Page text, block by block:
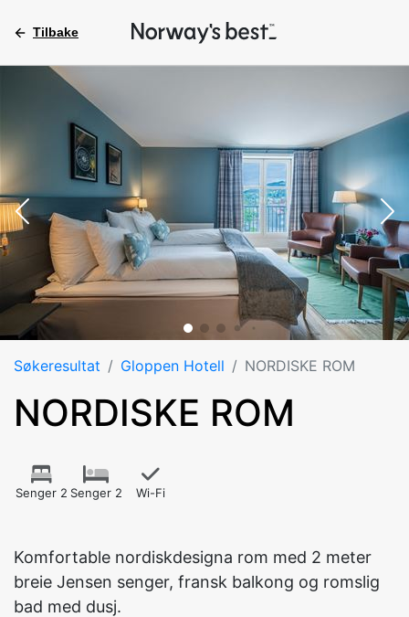
Tilbake
Søkeresultat Gloppen Hotell NORDISKE ROM
NORDISKE ROM
Senger 2 Senger 2 Wi-Fi
Komfortable nordiskdesigna rom med 2 meter
breie Jensen senger, fransk balkong og romslig
bad med dusj.